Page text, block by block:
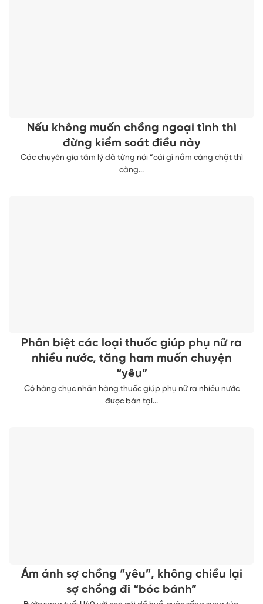
Nếu không muốn chồng ngoại tình thì
đừng kiểm soát điều này
Các chuyên gia tâm lý đã từng nói “cái gì nắm càng chặt thì
càng...
Phân biệt các loại thuốc giúp phụ nữ ra
nhiều nước, tăng ham muốn chuyện
“yêu”
Có hàng chục nhãn hàng thuốc giúp phụ nữ ra nhiều nước
được bán tại...
Ám ảnh sợ chồng “yêu”, không chiều lại
sợ chồng đi “bóc bánh”